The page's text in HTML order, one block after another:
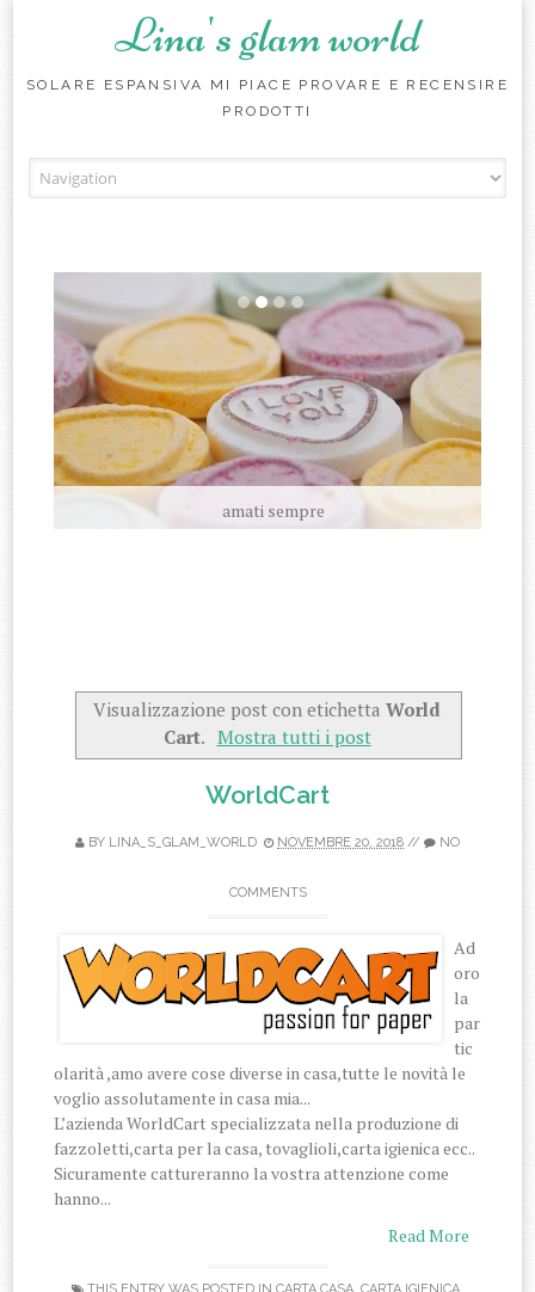
Lina's glam world
SOLARE ESPANSIVA MI PIACE PROVARE E RECENSIRE
PRODOTTI
amati sempre
Visualizzazione post con etichettaWorld
Cart. Mostra tutti i post
WorldCart
BY LINA_S_GLAM_WORLD NOVEMBRE 20, 2018 // NO
COMMENTS
Ad
oro
la
par
tic
olarità ,amo avere cose diverse in casa,tutte le novità le
voglio assolutamente in casa mia...
L’azienda WorldCart specializzata nella produzione di
fazzoletti,carta per la casa, tovaglioli,carta igienica ecc..
Sicuramente cattureranno la vostra attenzione come
hanno...
Read More
THIS ENTRY WAS POSTED IN CARTA CASA, CARTA IGIENICA,